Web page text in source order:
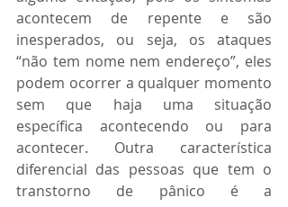
acontecem de repente e são
inesperados, ou seja, os ataques
“não tem nome nem endereço”, eles
podem ocorrer a qualquer momento
sem que haja uma situação
específica acontecendo ou para
acontecer. Outra característica
diferencial das pessoas que tem o
transtorno de pânico é a